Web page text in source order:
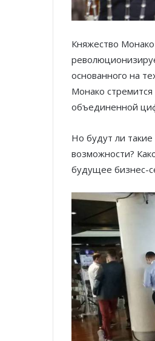
Княжество
основанного на
Монако
объединенной
Но будут ли
возможности?
будущее бизнес-